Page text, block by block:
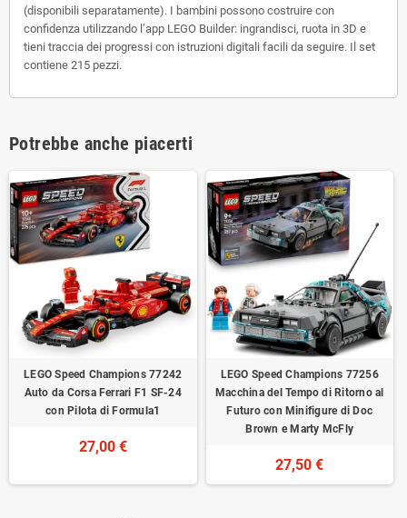
(disponibili separatamente). I bambini possono costruire con
confidenza utilizzando l’app LEGO Builder: ingrandisci, ruota in 3D e
tieni traccia dei progressi con istruzioni digitali facili da seguire. Il set
contiene 215 pezzi.
Potrebbe anche piacerti
LEGO Speed Champions 77242
Auto da Corsa Ferrari F1 SF-24
con Pilota di Formula1
27,00 €
LEGO Speed Champions 77256
Macchina del Tempo di Ritorno al
Futuro con Minifigure di Doc
Brown e Marty McFly
27,50 €